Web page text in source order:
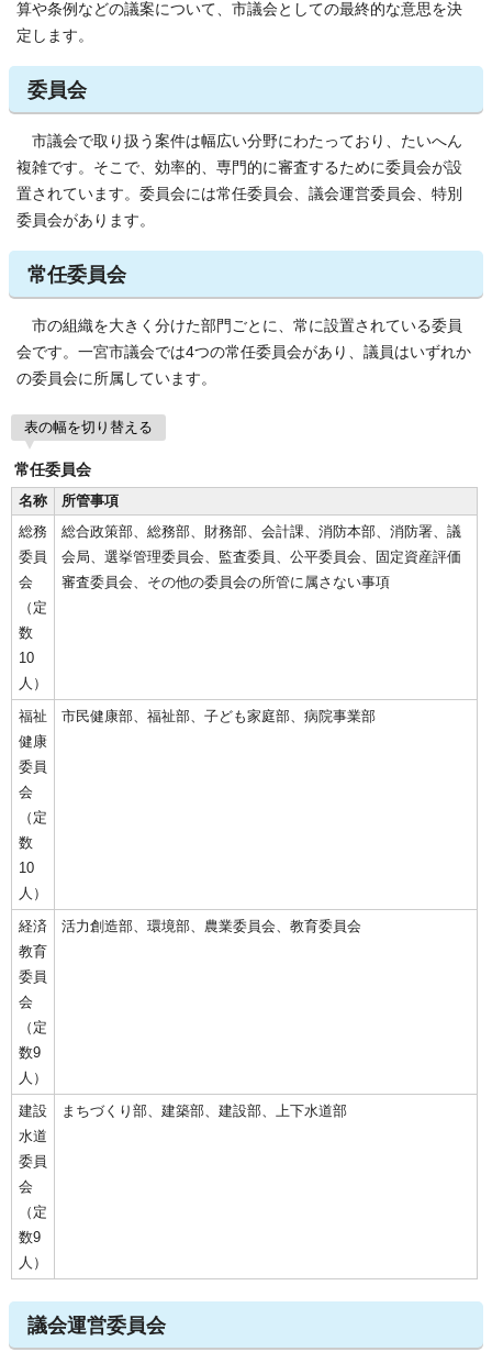
算や条例などの議案について、市議会としての最終的な意思を決
定します。
委員会
市議会で取り扱う案件は幅広い分野にわたっており、たいへん
複雑です。そこで、効率的、専門的に審査するために委員会が設
置されています。委員会には常任委員会、議会運営委員会、特別
委員会があります。
常任委員会
市の組織を大きく分けた部門ごとに、常に設置されている委員
会です。一宮市議会では4つの常任委員会があり、議員はいずれか
の委員会に所属しています。
表の幅を切り替える
常任委員会
名称
所管事項
総務
委員
会
（定
数
10
人）
総合政策部、総務部、財務部、会計課、消防本部、消防署、議
会局、選挙管理委員会、監査委員、公平委員会、固定資産評価
審査委員会、その他の委員会の所管に属さない事項
福祉
健康
委員
会
（定
数
10
人）
市民健康部、福祉部、子ども家庭部、病院事業部
経済
教育
委員
会
（定
数9
人）
活力創造部、環境部、農業委員会、教育委員会
建設
水道
委員
会
（定
数9
人）
まちづくり部、建築部、建設部、上下水道部
議会運営委員会